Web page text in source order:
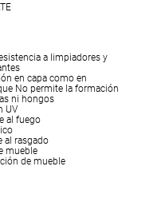
a limpiadores y
en capa como en
No permite la formación
ni hongos
UV
al fuego
al rasgado
mueble
de mueble